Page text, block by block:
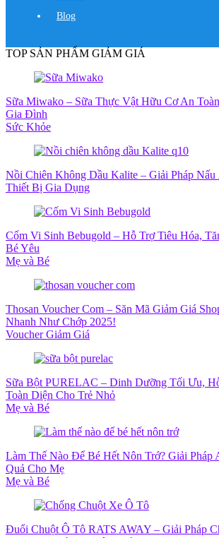
Blog
TOP SẢN PHẨM GIẢM GIÁ
Sữa Miwako – Sữa Thực Vật Hữu Cơ An
Gia Đình
Sức Khỏe
Nồi Chiên Không Dầu Kalite – Giải Pháp Nấu
Thiết Bị Gia Dụng
Cốm Vi Sinh Bebugold – Hỗ Trợ Tiêu Hóa,
Bé Yêu
Mẹ và Bé
Thosan Voucher Com – Săn Mã Giảm Giá
Nhanh Như Chớp 2025!
Voucher Giảm Giá
Sữa Bột PURELAC – Dinh Dưỡng Tối Ưu,
Toàn Diện Cho Trẻ Nhỏ
Mẹ và Bé
Làm Thế Nào Để Bé Hết Nôn Trớ? Giải Pháp
Quả Cho Mẹ
Mẹ và Bé
Đuổi Chuột Ô Tô RATS AWAY – Giải Pháp